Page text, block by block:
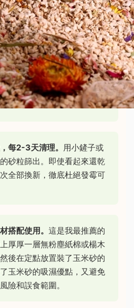
每2-3天清理。 用小鏟子或
砂粒篩出。即使看起來還乾
全部換新，徹底杜絕發霉可
搭配使用。 這是我最推薦的
厚厚一層無粉塵紙棉或楊木
後在定點放置裝了玉米砂的
玉米砂的吸濕優點，又避免
險和誤食範圍。